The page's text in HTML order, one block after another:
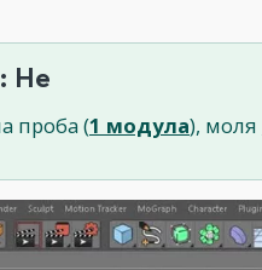
Не
проба (1 модула), моля